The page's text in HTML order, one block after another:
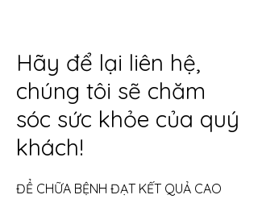
Hãy để lại liên hệ,
chúng tôi sẽ chăm
sóc sức khỏe của quý
khách!
ĐỂ CHỮA BỆNH ĐẠT KẾT QUẢ CAO